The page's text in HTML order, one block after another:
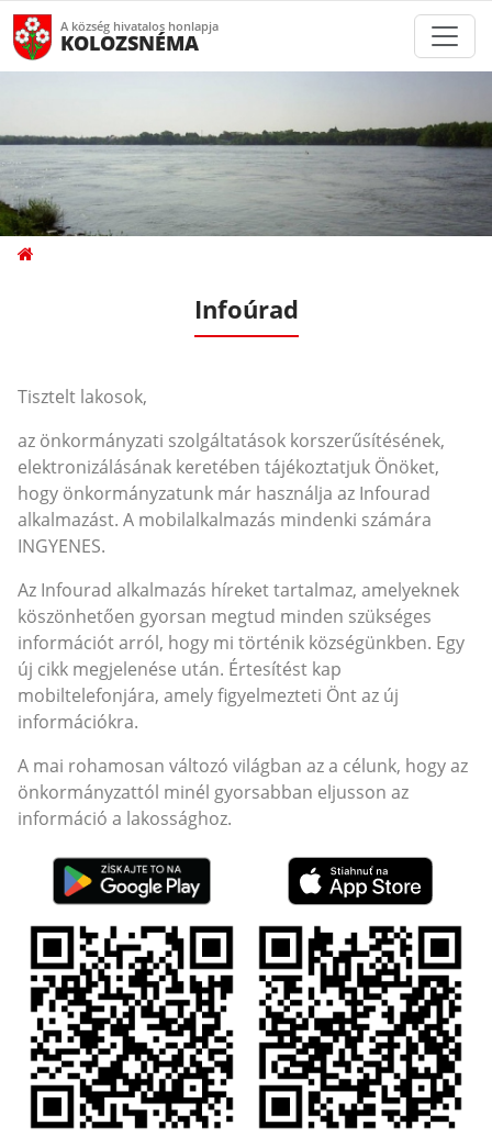
A község hivatalos honlapja
KOLOZSNÉMA
Infoúrad
Tisztelt lakosok,
az önkormányzati szolgáltatások korszerűsítésének,
elektronizálásának keretében tájékoztatjuk Önöket,
hogy önkormányzatunk már használja az Infourad
alkalmazást. A mobilalkalmazás mindenki számára
INGYENES.
Az Infourad alkalmazás híreket tartalmaz, amelyeknek
köszönhetően gyorsan megtud minden szükséges
információt arról, hogy mi történik községünkben. Egy
új cikk megjelenése után. Értesítést kap
mobiltelefonjára, amely figyelmezteti Önt az új
információkra.
A mai rohamosan változó világban az a célunk, hogy az
önkormányzattól minél gyorsabban eljusson az
információ a lakossághoz.